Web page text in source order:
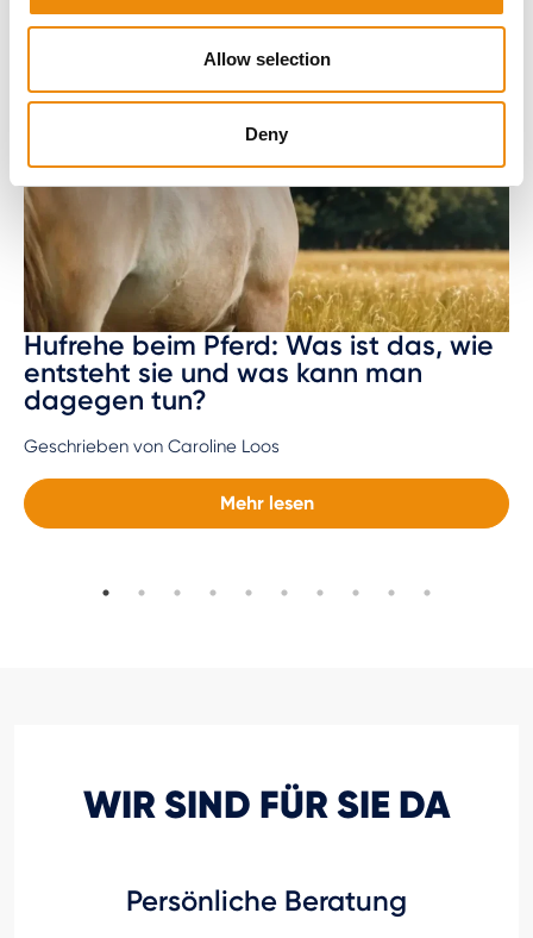
Allow selection
Deny
Hufrehe beim Pferd: Was ist das, wie
entsteht sie und was kann man
dagegen tun?
Geschrieben von Caroline Loos
Mehr lesen
WIR SIND FÜR SIE DA
Persönliche Beratung